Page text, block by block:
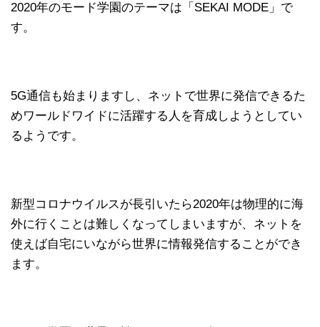
2020年のモード学園のテーマは「SEKAI MODE」で
す。
5G通信も始まりますし、ネットで世界に発信できるた
めワールドワイドに活躍する人を育成しようとしてい
るようです。
新型コロナウイルスが長引いたら2020年は物理的に海
外に行くことは難しくなってしまいますが、ネットを
使えば自宅にいながら世界に情報発信することができ
ます。